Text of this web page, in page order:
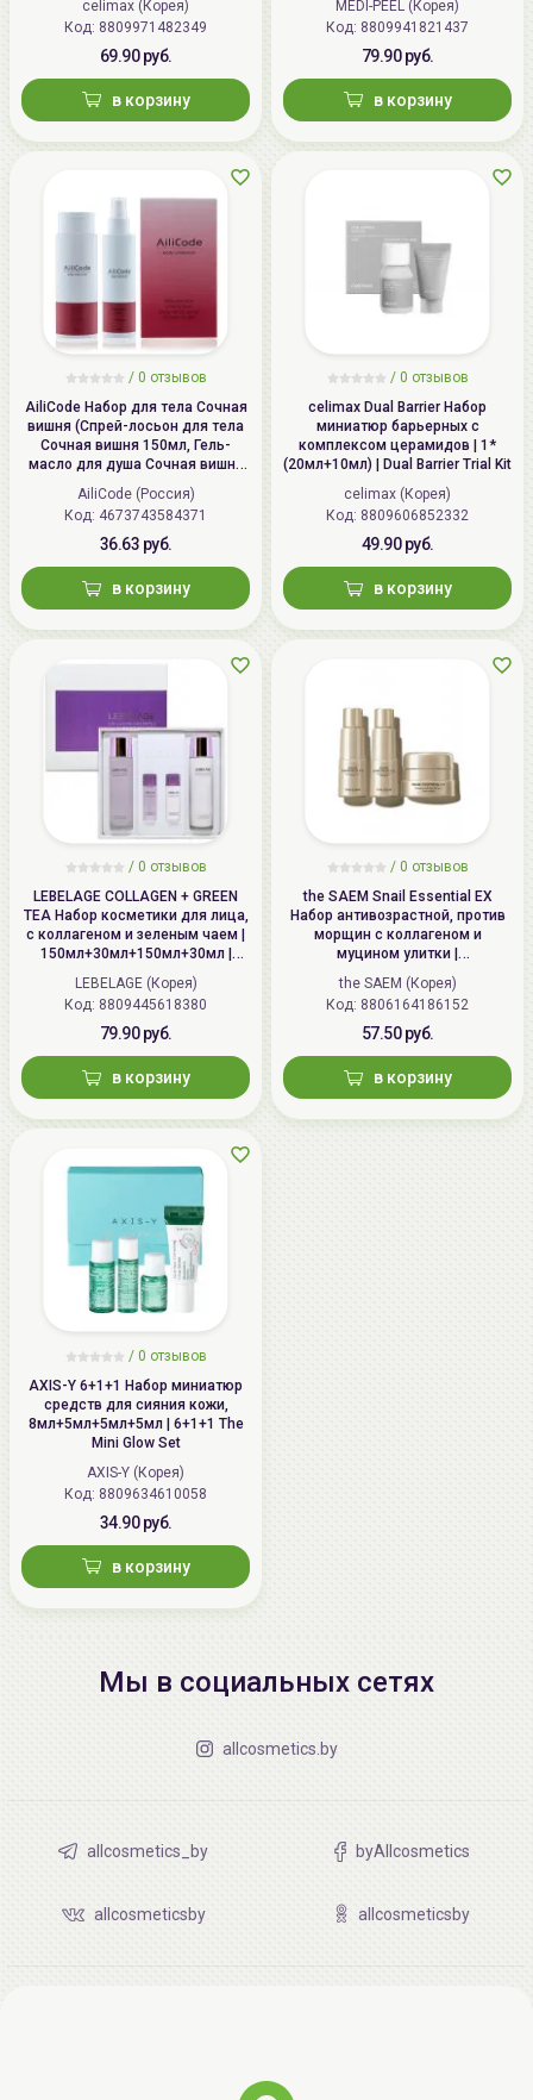
celimax (Корея)
Код: 8809971482349
69.90 руб.
в корзину
TOX Trial Kit
MEDI-PEEL (Корея)
Код: 8809941821437
79.90 руб.
в корзину
/ 0 отзывов
AiliCode Набор для тела Сочная
вишня (Спрей-лосьон для тела
Сочная вишня 150мл, Гель-
масло для душа Сочная вишня
250мл)
AiliCode (Россия)
Код: 4673743584371
36.63 руб.
в корзину
/ 0 отзывов
celimax Dual Barrier Набор
миниатюр барьерных с
комплексом церамидов | 1*
(20мл+10мл) | Dual Barrier Trial Kit
celimax (Корея)
Код: 8809606852332
49.90 руб.
в корзину
/ 0 отзывов
LEBELAGE COLLAGEN + GREEN
TEA Набор косметики для лица,
c коллагеном и зеленым чаем |
150мл+30мл+150мл+30мл |
COLLAGEN + GREEN TEA Moisture
2 Set
LEBELAGE (Корея)
Код: 8809445618380
79.90 руб.
в корзину
/ 0 отзывов
the SAEM Snail Essential EX
Набор антивозрастной, против
морщин с коллагеном и
муцином улитки |
31мл+31мл+10мл | Snail
Essential EX Wrinkle Solution
Travel Kit
the SAEM (Корея)
Код: 8806164186152
57.50 руб.
в корзину
/ 0 отзывов
AXIS-Y 6+1+1 Набор миниатюр
средств для сияния кожи,
8мл+5мл+5мл+5мл | 6+1+1 The
Mini Glow Set
AXIS-Y (Корея)
Код: 8809634610058
34.90 руб.
в корзину
Мы в социальных сетях
allcosmetics.by
allcosmetics_by byAllcosmetics
allcosmeticsby allcosmeticsby